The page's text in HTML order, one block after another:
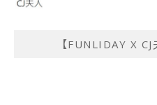
【FUNLIDAY X